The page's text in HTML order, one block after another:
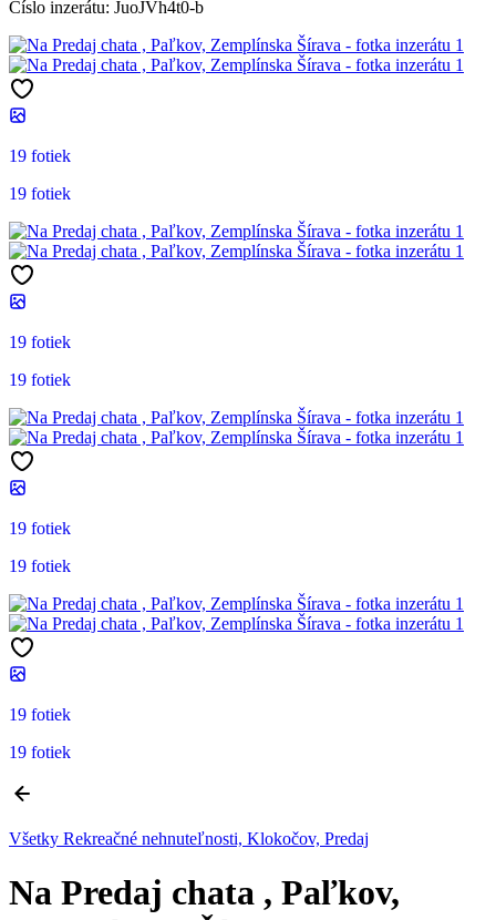
Číslo inzerátu: JuoJVh4t0-b
19 fotiek
19 fotiek
19 fotiek
19 fotiek
19 fotiek
19 fotiek
19 fotiek
19 fotiek
Všetky Rekreačné nehnuteľnosti, Klokočov, Predaj
Na Predaj chata , Paľkov,